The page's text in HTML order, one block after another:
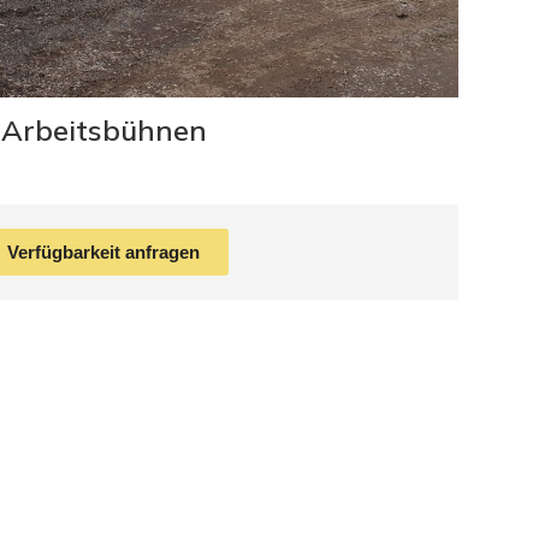
Arbeitsbühnen
Verfügbarkeit anfragen